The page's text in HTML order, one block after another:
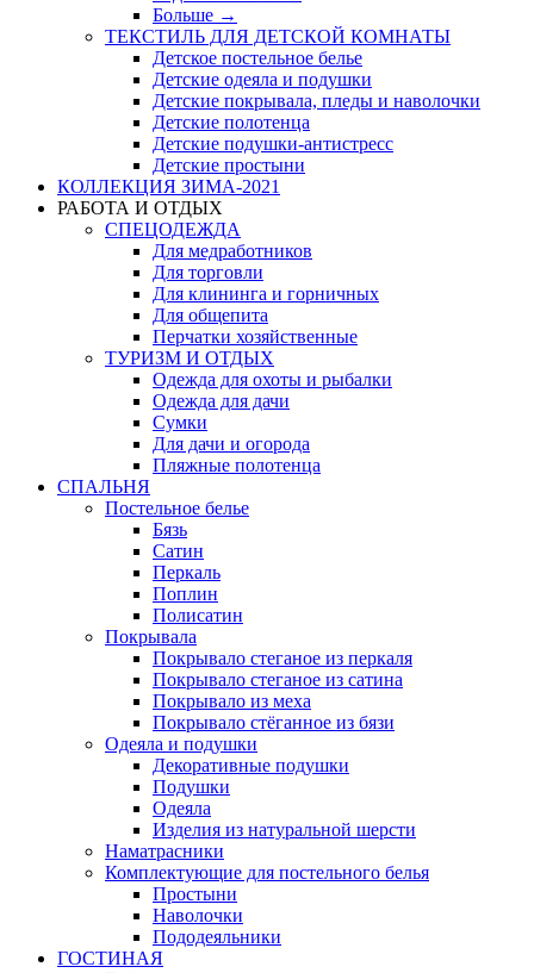
Больше →
ТЕКСТИЛЬ ДЛЯ ДЕТСКОЙ КОМНАТЫ
Детское постельное белье
Детские одеяла и подушки
Детские покрывала, пледы и наволочки
Детские полотенца
Детские подушки-антистресс
Детские простыни
КОЛЛЕКЦИЯ ЗИМА-2021
РАБОТА И ОТДЫХ
СПЕЦОДЕЖДА
Для медработников
Для торговли
Для клининга и горничных
Для общепита
Перчатки хозяйственные
ТУРИЗМ И ОТДЫХ
Одежда для охоты и рыбалки
Одежда для дачи
Сумки
Для дачи и огорода
Пляжные полотенца
СПАЛЬНЯ
Постельное белье
Бязь
Сатин
Перкаль
Поплин
Полисатин
Покрывала
Покрывало стеганое из перкаля
Покрывало стеганое из сатина
Покрывало из меха
Покрывало стёганное из бязи
Одеяла и подушки
Декоративные подушки
Подушки
Одеяла
Изделия из натуральной шерсти
Наматраcники
Комплектующие для постельного белья
Простыни
Наволочки
Пододеяльники
ГОСТИНАЯ